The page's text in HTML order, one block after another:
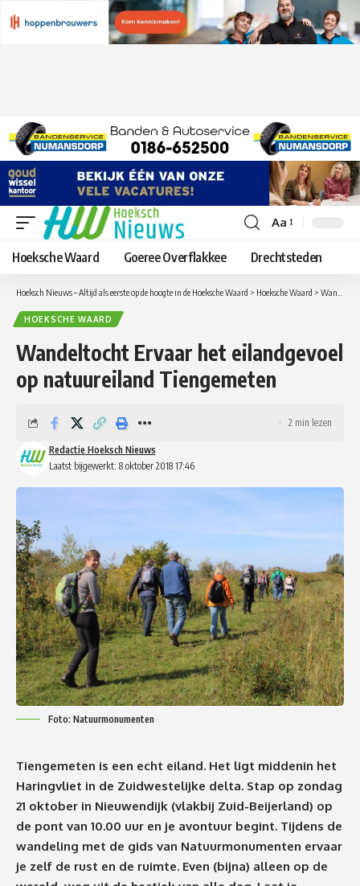
Lettergrootte
aanpassen
Aa
Hoeksche Waard Goeree Overflakkee Drechtsteden
Hoeksch Nieuws – Altijd als eerste op de hoogte in de Hoeksche Waard > Hoeksche Waard > Wandeltocht Ervaar het eilandgevoel op natuureiland Tiengemeten
HOEKSCHE WAARD
Wandeltocht Ervaar het eilandgevoel
op natuureiland Tiengemeten
Laatst bijgewerkt: 8 oktober 2018 17:46
Redactie Hoeksch Nieuws
2 min lezen
Foto: Natuurmonumenten
Tiengemeten is een echt eiland. Het ligt middenin het
Haringvliet in de Zuidwestelijke delta. Stap op zondag
21 oktober in Nieuwendijk (vlakbij Zuid-Beijerland) op
de pont van 10.00 uur en je avontuur begint. Tijdens de
wandeling met de gids van Natuurmonumenten ervaar
je zelf de rust en de ruimte. Even (bijna) alleen op de